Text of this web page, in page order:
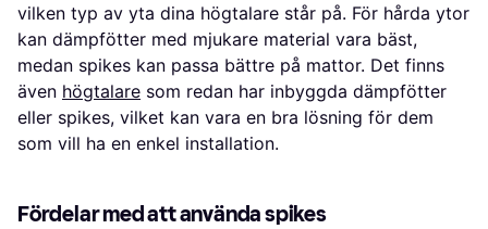
vilken typ av yta dina högtalare står på. För hårda ytor
kan dämpfötter med mjukare material vara bäst,
medan spikes kan passa bättre på mattor. Det finns
även högtalare som redan har inbyggda dämpfötter
eller spikes, vilket kan vara en bra lösning för dem
som vill ha en enkel installation.
Fördelar med att använda spikes